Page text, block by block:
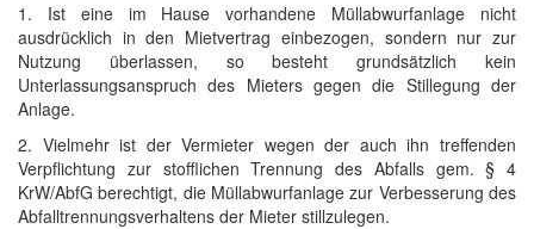
1. Ist eine im Hause vorhandene Müllabwurfanlage nicht
ausdrücklich in den Mietvertrag einbezogen, sondern nur zur
Nutzung überlassen, so besteht grundsätzlich kein
Unterlassungsanspruch des Mieters gegen die Stillegung der
Anlage.
2. Vielmehr ist der Vermieter wegen der auch ihn treffenden
Verpflichtung zur stofflichen Trennung des Abfalls gem. § 4
KrW/AbfG berechtigt, die Müllabwurfanlage zur Verbesserung des
Abfalltrennungsverhaltens der Mieter stillzulegen.